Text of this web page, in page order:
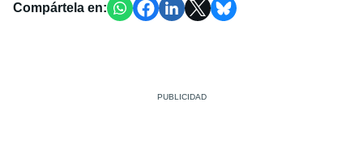
Compártela en: